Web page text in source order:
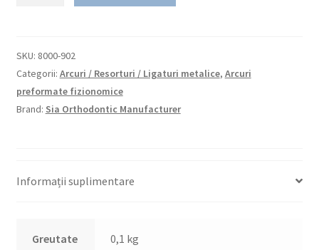
Steel
-
SIA
italia
SKU: 8000-902
Categorii: Arcuri / Resorturi / Ligaturi metalice, Arcuri
preformate fizionomice
Brand: Sia Orthodontic Manufacturer
Informații suplimentare
Greutate 0,1 kg